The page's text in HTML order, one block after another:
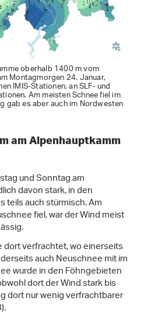
oberhalb 1400 m vom
Montagmorgen 24. Januar,
IMIS-Stationen, an SLF- und
Am meisten Schnee fiel im
gab es aber auch im Nordwesten
am Alpenhauptkamm
und Sonntag am
davon stark, in den
auch stürmisch. Am
fiel, war der Wind meist
verfrachtet, wo einerseits
auch Neuschnee mit im
wurde in den Föhngebieten
dort der Wind stark bis
dort nur wenig verfrachtbarer